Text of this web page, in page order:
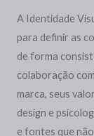
A Identidade
para definir as
de forma
colaboração
marca, seus
design e
e fontes que